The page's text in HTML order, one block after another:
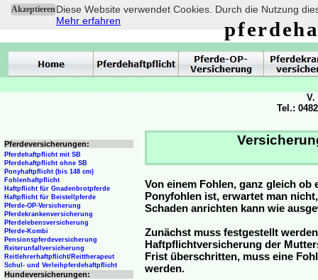
AkzeptierenDiese Website verwendet Cookies. Durch die Nutzung
Mehr erfahren
Von einem Fohlen, ganz gleich ob
Ponyfohlen ist, erwartet man
Schaden anrichten kann wie
Zunächst muss festgestellt
Haftpflichtversicherung der
Frist überschritten, muss eine
werden.
Pferdeversicherungen:
Pferdehaftpflicht mit SB
Pferdehaftpflicht ohne SB
Ponyhaftpflicht (bis 148 cm)
Fohlenhaftpflicht
Haftpflicht für Gnadenbrotpferde
Haftpflicht für Beistellpferde
Pferde-OP-Versicherung
Pferdekrankenversicherung
Pferdelebensversicherung
Pferde-Kombi
Pensionspferdeversicherung
Reiterunfallversicherung
Reitlehrerhaftpflicht/Reittherapeut
Schul- und Verleihpferdehaftpflicht
Hundeversicherungen:
V.
Tel.: